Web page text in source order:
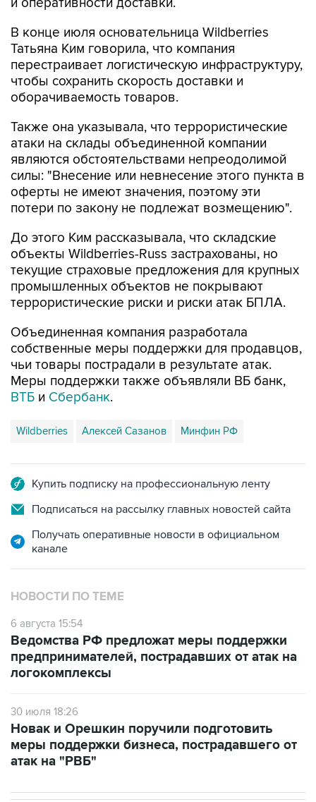
и оперативности доставки.
В конце июля основательница Wildberries
Татьяна Ким говорила, что компания
перестраивает логистическую инфраструктуру,
чтобы сохранить скорость доставки и
оборачиваемость товаров.
Также она указывала, что террористические
атаки на склады объединенной компании
являются обстоятельствами непреодолимой
силы: "Внесение или невнесение этого пункта в
оферты не имеют значения, поэтому эти
потери по закону не подлежат возмещению".
До этого Ким рассказывала, что складские
объекты Wildberries-Russ застрахованы, но
текущие страховые предложения для крупных
промышленных объектов не покрывают
террористические риски и риски атак БПЛА.
Объединенная компания разработала
собственные меры поддержки для продавцов,
чьи товары пострадали в результате атак.
Меры поддержки также объявляли ВБ банк,
ВТБ и Сбербанк.
Wildberries Алексей Сазанов Минфин РФ
Купить подписку на профессиональную ленту
Подписаться на рассылку главных новостей сайта
Получать оперативные новости в официальном
канале
НОВОСТИ ПО ТЕМЕ
6 августа 15:54
Ведомства РФ предложат меры поддержки
предпринимателей, пострадавших от атак на
логокомплексы
30 июля 18:26
Новак и Орешкин поручили подготовить
меры поддержки бизнеса, пострадавшего от
атак на "РВБ"